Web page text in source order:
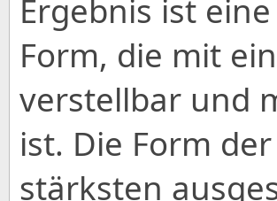
Ergebnis ist
Form, die mit
verstellbar und
ist. Die Form
stärksten